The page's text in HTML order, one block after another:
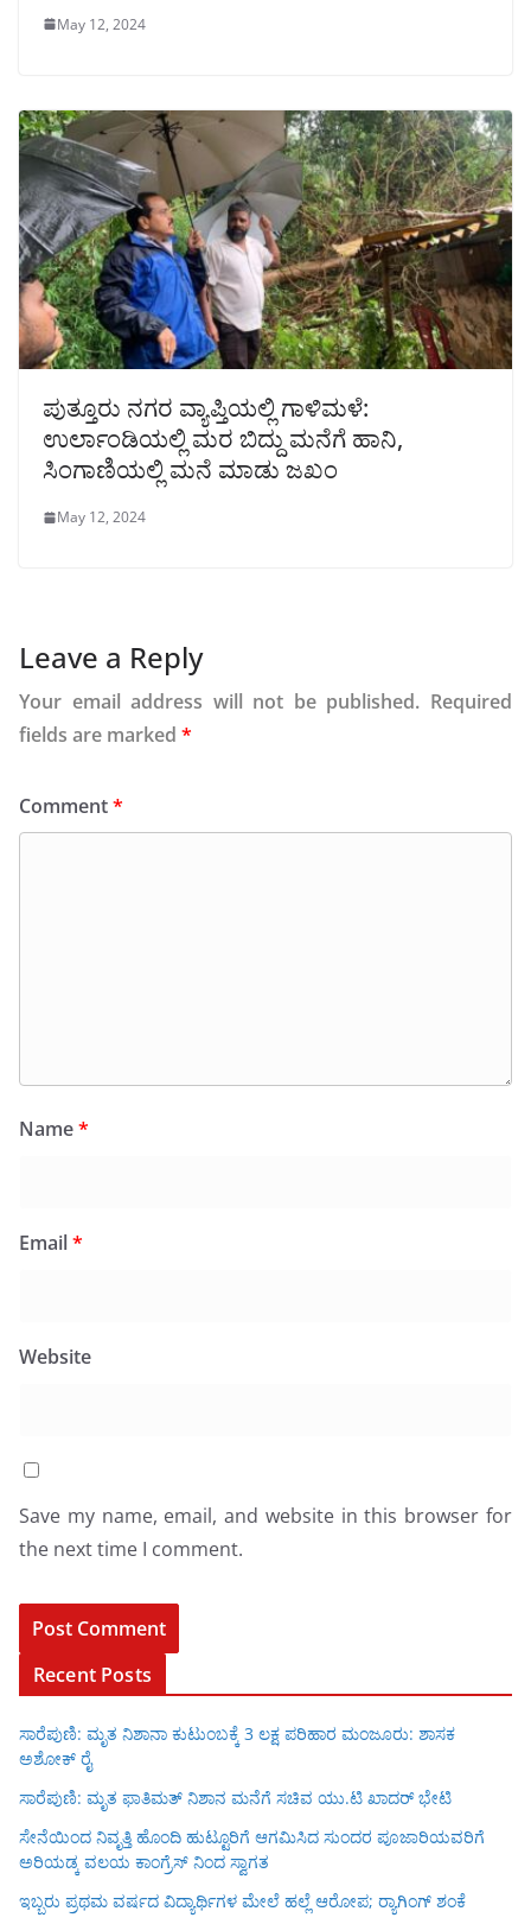
May 12, 2024
ಪುತ್ತೂರು ನಗರ ವ್ಯಾಪ್ತಿಯಲ್ಲಿ ಗಾಳಿಮಳೆ:
ಉರ್ಲಾಂಡಿಯಲ್ಲಿ ಮರ ಬಿದ್ದು ಮನೆಗೆ ಹಾನಿ,
ಸಿಂಗಾಣಿಯಲ್ಲಿ ಮನೆ ಮಾಡು ಜಖಂ
May 12, 2024
Leave a Reply
Your email address will not be published. Required
fields are marked *
Comment*
Name*
Email*
Website
Save my name, email, and website in this browser for
the next time I comment.
Recent Posts
ಸಾರೆಪುಣಿ: ಮೃತ ನಿಶಾನಾ ಕುಟುಂಬಕ್ಕೆ 3 ಲಕ್ಷ ಪರಿಹಾರ ಮಂಜೂರು: ಶಾಸಕ
ಅಶೋಕ್ ರೈ
ಸಾರೆಪುಣಿ: ಮೃತ ಫಾತಿಮತ್ ನಿಶಾನ ಮನೆಗೆ ಸಚಿವ ಯು.ಟಿ ಖಾದರ್ ಭೇಟಿ
ಸೇನೆಯಿಂದ ನಿವೃತ್ತಿ ಹೊಂದಿ ಹುಟ್ಟೂರಿಗೆ ಆಗಮಿಸಿದ ಸುಂದರ ಪೂಜಾರಿಯವರಿಗೆ
ಅರಿಯಡ್ಕ ವಲಯ ಕಾಂಗ್ರೆಸ್ ನಿಂದ ಸ್ವಾಗತ
ಇಬ್ಬರು ಪ್ರಥಮ ವರ್ಷದ ವಿದ್ಯಾರ್ಥಿಗಳ ಮೇಲೆ ಹಲ್ಲೆ ಆರೋಪ; ರ‍್ಯಾಗಿಂಗ್ ಶಂಕೆ